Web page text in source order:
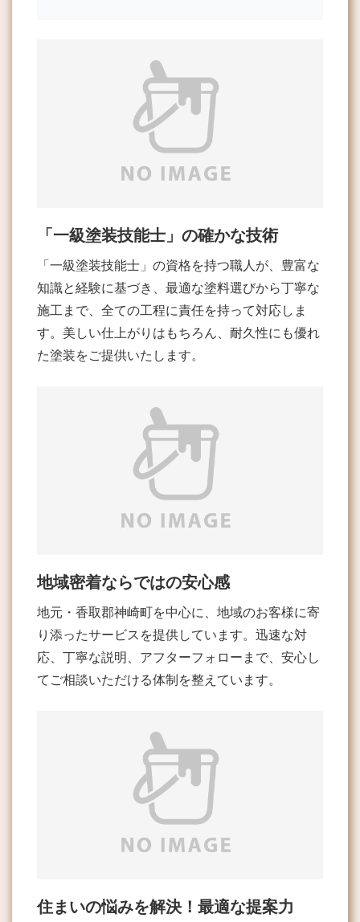
「一級塗装技能士」の確かな技術
「一級塗装技能士」の資格を持つ職人が、豊富な
知識と経験に基づき、最適な塗料選びから丁寧な
施工まで、全ての工程に責任を持って対応しま
す。美しい仕上がりはもちろん、耐久性にも優れ
た塗装をご提供いたします。
地域密着ならではの安心感
地元・香取郡神崎町を中心に、地域のお客様に寄
り添ったサービスを提供しています。迅速な対
応、丁寧な説明、アフターフォローまで、安心し
てご相談いただける体制を整えています。
住まいの悩みを解決！最適な提案力